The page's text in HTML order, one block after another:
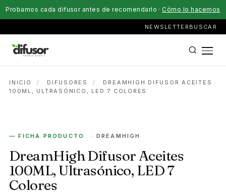
Probamos cada difusor antes de recomendarlo · Cómo lo hacemos
NEWSLETTER BUSCAR
INICIO / DIFUSORES /
DREAMHIGH DIFUSOR ACEITES
100ML, ULTRASÓNICO, LED 7 COLORES
— FICHA PRODUCTO · DREAMHIGH
DreamHigh Difusor Aceites
100ML, Ultrasónico, LED 7
Colores